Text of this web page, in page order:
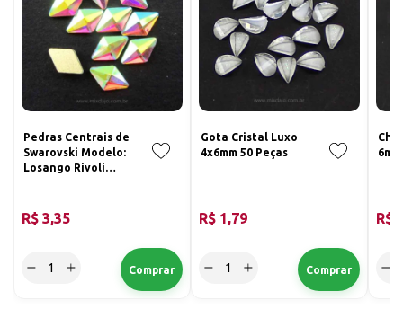
Pedras Centrais de
Swarovski Modelo:
Losango Rivoli
R$ 3,35
Gota Cristal Luxo
4x6mm 50 Peças
R$ 1,79 R$